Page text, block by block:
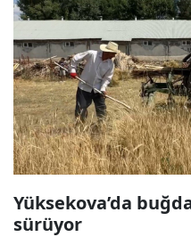
Yüksekova’da
sürüyor